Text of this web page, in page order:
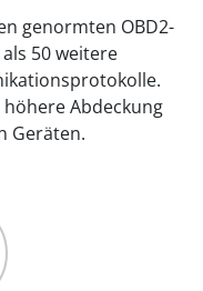
genormten OBD2-
50 weitere
Abdeckung
Geräten.